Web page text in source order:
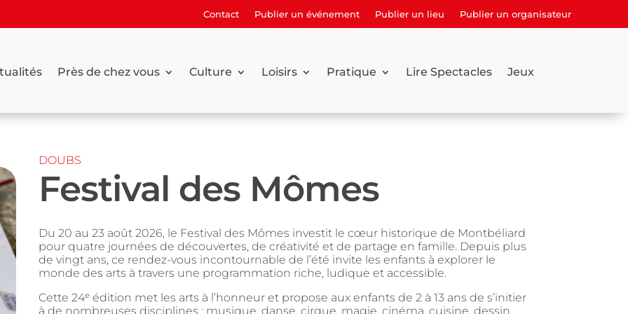
Contact Publier un événement Publier un lieu Publier un organisateur
Près de chez vous Culture Loisirs Pratique Lire Spectacles Jeux
DOUBS
Festival des Mômes
Du 20 au 23 août 2026, le Festival des Mômes investit le cœur historique de Montbéliard
pour quatre journées de découvertes, de créativité et de partage en famille. Depuis plus
de vingt ans, ce rendez-vous incontournable de l’été invite les enfants à explorer le
monde des arts à travers une programmation riche, ludique et accessible.
Cette 24ᵉ édition met les arts à l’honneur et propose aux enfants de 2 à 13 ans de s’initier
à de nombreuses disciplines : musique, danse, cirque, magie, cinéma, cuisine, dessin,